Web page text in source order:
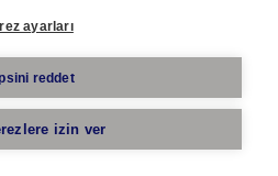
Medya Limited. Tüm hakları
saklıdır.
ayarları
reddet
izin ver